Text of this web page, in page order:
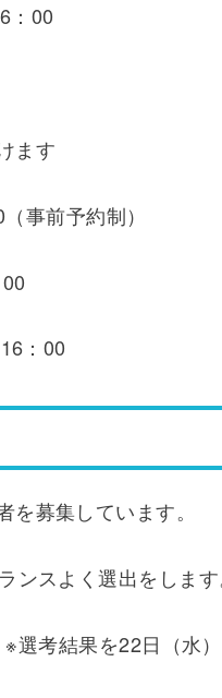
：00
ます
事前予約制）
：00
募集しています。
スよく選出をします
考結果を22日（水）